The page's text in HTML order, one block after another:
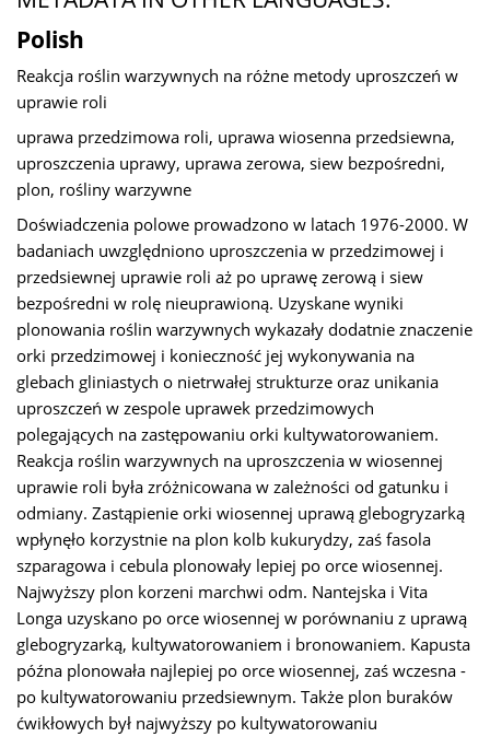
Polish
Reakcja roślin warzywnych na różne metody uproszczeń w
uprawie roli
uprawa przedzimowa roli, uprawa wiosenna przedsiewna,
uproszczenia uprawy, uprawa zerowa, siew bezpośredni,
plon, rośliny warzywne
Doświadczenia polowe prowadzono w latach 1976-2000. W
badaniach uwzględniono uproszczenia w przedzimowej i
przedsiewnej uprawie roli aż po uprawę zerową i siew
bezpośredni w rolę nieuprawioną. Uzyskane wyniki
plonowania roślin warzywnych wykazały dodatnie znaczenie
orki przedzimowej i konieczność jej wykonywania na
glebach gliniastych o nietrwałej strukturze oraz unikania
uproszczeń w zespole uprawek przedzimowych
polegających na zastępowaniu orki kultywatorowaniem.
Reakcja roślin warzywnych na uproszczenia w wiosennej
uprawie roli była zróżnicowana w zależności od gatunku i
odmiany. Zastąpienie orki wiosennej uprawą glebogryzarką
wpłynęło korzystnie na plon kolb kukurydzy, zaś fasola
szparagowa i cebula plonowały lepiej po orce wiosennej.
Najwyższy plon korzeni marchwi odm. Nantejska i Vita
Longa uzyskano po orce wiosennej w porównaniu z uprawą
glebogryzarką, kultywatorowaniem i bronowaniem. Kapusta
późna plonowała najlepiej po orce wiosennej, zaś wczesna ­-
po kultywatorowaniu przedsiewnym. Także plon buraków
ćwikłowych był najwyższy po kultywatorowaniu